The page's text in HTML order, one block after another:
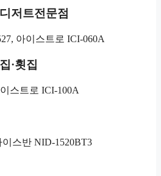
저트전문점
아이스트로 ICI-060A
·횟집
스트로 ICI-100A
스반 NID-1520BT3